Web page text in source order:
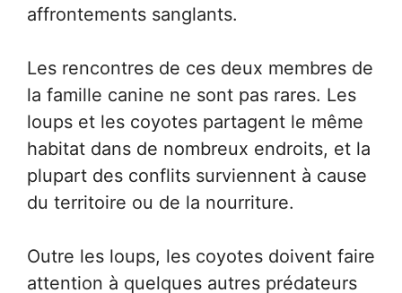
affrontements sanglants.
Les rencontres de ces deux membres de
la famille canine ne sont pas rares. Les
loups et les coyotes partagent le même
habitat dans de nombreux endroits, et la
plupart des conflits surviennent à cause
du territoire ou de la nourriture.
Outre les loups, les coyotes doivent faire
attention à quelques autres prédateurs